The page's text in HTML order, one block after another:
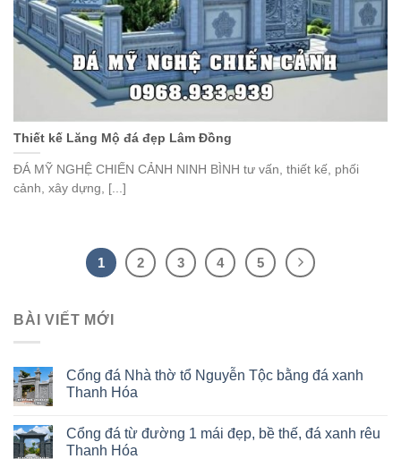
Thiết kế Lăng Mộ đá đẹp Lâm Đồng
ĐÁ MỸ NGHỆ CHIẾN CẢNH NINH BÌNH tư vấn, thiết kế, phối
cảnh, xây dựng, [...]
1 2 3 4 5
BÀI VIẾT MỚI
Cổng đá Nhà thờ tổ Nguyễn Tộc bằng đá xanh
Thanh Hóa
Cổng đá từ đường 1 mái đẹp, bề thế, đá xanh rêu
Thanh Hóa